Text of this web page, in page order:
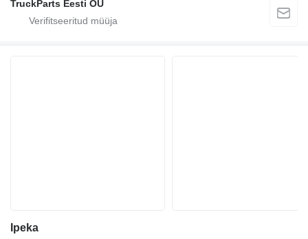
TruckParts Eesti OÜ
Ipeka